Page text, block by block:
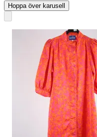
Hoppa över karusell